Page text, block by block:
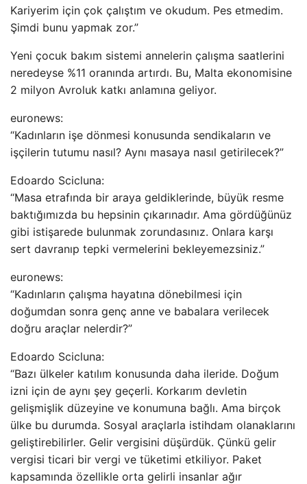
Kariyerim için çok çalıştım ve okudum. Pes etmedim.
Şimdi bunu yapmak zor.”
Yeni çocuk bakım sistemi annelerin çalışma saatlerini
neredeyse %11 oranında artırdı. Bu, Malta ekonomisine
2 milyon Avroluk katkı anlamına geliyor.
euronews:
“Kadınların işe dönmesi konusunda sendikaların ve
işçilerin tutumu nasıl? Aynı masaya nasıl getirilecek?”
Edoardo Scicluna:
“Masa etrafında bir araya geldiklerinde, büyük resme
baktığımızda bu hepsinin çıkarınadır. Ama gördüğünüz
gibi istişarede bulunmak zorundasınız. Onlara karşı
sert davranıp tepki vermelerini bekleyemezsiniz.”
euronews:
“Kadınların çalışma hayatına dönebilmesi için
doğumdan sonra genç anne ve babalara verilecek
doğru araçlar nelerdir?”
Edoardo Scicluna:
“Bazı ülkeler katılım konusunda daha ileride. Doğum
izni için de aynı şey geçerli. Korkarım devletin
gelişmişlik düzeyine ve konumuna bağlı. Ama birçok
ülke bu durumda. Sosyal araçlarla istihdam olanaklarını
geliştirebilirler. Gelir vergisini düşürdük. Çünkü gelir
vergisi ticari bir vergi ve tüketimi etkiliyor. Paket
kapsamında özellikle orta gelirli insanlar ağır